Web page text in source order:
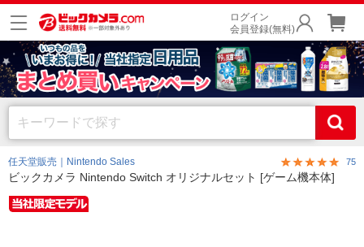
ログイン
会員登録(無料)
任天堂販売｜Nintendo Sales 75
ビックカメラ Nintendo Switch オリジナルセット [ゲーム機本体]